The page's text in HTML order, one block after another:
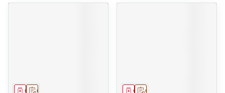
Op voorschrift
Geneesmiddel Op voorschrift
Geneesmiddel